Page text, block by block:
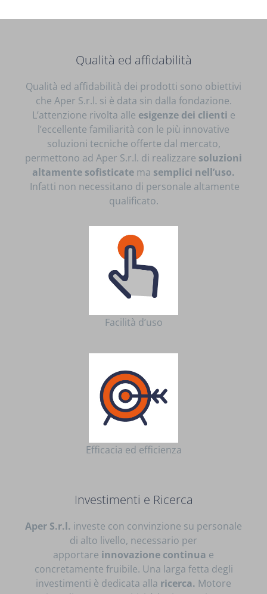
Qualità ed affidabilità
Qualità ed affidabilità dei prodotti sono obiettivi
che Aper S.r.l. si è data sin dalla fondazione.
L’attenzione rivolta alle esigenze dei clienti e
l’eccellente familiarità con le più innovative
soluzioni tecniche offerte dal mercato,
permettono ad Aper S.r.l. di realizzare soluzioni
altamente sofisticate ma semplici nell’uso.
Infatti non necessitano di personale altamente
qualificato.
Facilità d’uso
Efficacia ed efficienza
Investimenti e Ricerca
Aper S.r.l. investe con convinzione su personale
di alto livello, necessario per
apportare innovazione continua e
concretamente fruibile. Una larga fetta degli
investimenti è dedicata alla ricerca. Motore